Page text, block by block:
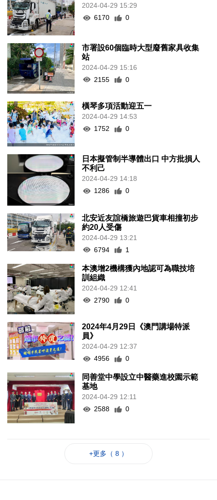
2024-04-29 15:29
6170
0
市署設60個臨時大型廢舊家具收集
站
2024-04-29 15:16
2155
0
橫琴多項活動迎五一
2024-04-29 14:53
1752
0
日本擬管制半導體出口 中方批損人
不利己
2024-04-29 14:18
1286
0
北安近友誼橋旅遊巴貨車相撞初步
約20人受傷
2024-04-29 13:21
6794
1
本澳增2機構獲內地認可為職技培
訓組織
2024-04-29 12:41
2790
0
2024年4月29日《澳門講場特派
員》
2024-04-29 12:37
4956
0
同善堂中學設立中醫藥進校園示範
基地
2024-04-29 12:11
2588
0
+更多（ 8 ）